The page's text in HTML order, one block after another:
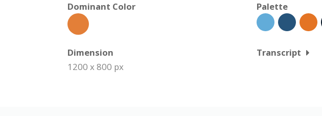
Dominant Color
Palette
Dimension
1200 x 800 px
Transcript